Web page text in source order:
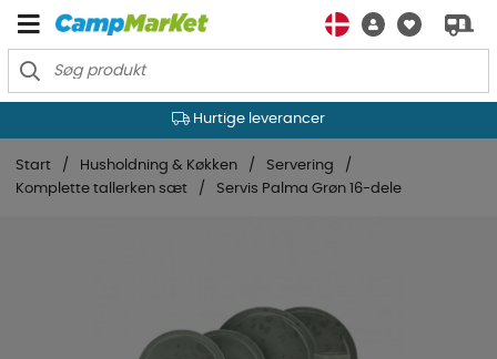
Hurtige leverancer
Start Husholdning & Køkken
Servering
Komplette tallerken sæt
Servis Palma Grøn 16-dele